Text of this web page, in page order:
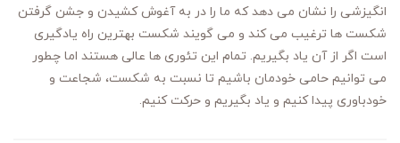
انگیزشی را نشان می دهد که ما را در به آغوش کشیدن و جشن گرفتن
شکست ها ترغیب می کند و می گویند شکست بهترین راه یادگیری
است اگر از آن یاد بگیریم. تمام این تئوری ها عالی هستند اما چطور
می توانیم حامی خودمان باشیم تا نسبت به شکست، شجاعت و
خودباوری پیدا کنیم و یاد بگیریم و حرکت کنیم.